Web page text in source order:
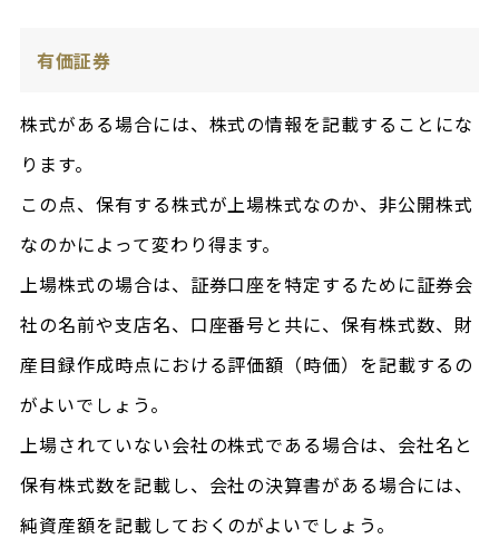
有価証券
株式がある場合には、株式の情報を記載することにな
ります。
この点、保有する株式が上場株式なのか、非公開株式
なのかによって変わり得ます。
上場株式の場合は、証券口座を特定するために証券会
社の名前や支店名、口座番号と共に、保有株式数、財
産目録作成時点における評価額（時価）を記載するの
がよいでしょう。
上場されていない会社の株式である場合は、会社名と
保有株式数を記載し、会社の決算書がある場合には、
純資産額を記載しておくのがよいでしょう。